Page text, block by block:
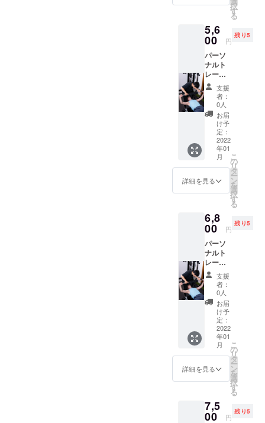
択
す
る
5,6
00 円
残り5
パーソ
ナルト
レーニ
ング60
分 60分
のパー
ソナル
トレー
ニング
をご提
供しま
す！ 試
しに受
けてみ
たいと
思う方
機会に
是非！
クラウ
ドファ
ンディ
ング&単
発特
価！
ウェ
ア・
シュー
ズ等の
レンタ
ルを全
て提供
致しま
す。 ご
年1月4
日〜
支援
者：
0人
お届
け予
定：
2022
年01
月
詳細を見る
こ
の
リ
タ
ー
ン
を
選
択
す
る
6,8
00 円
残り5
パーソ
ナルト
レーニ
ング60
分+ペア
スト
レッチ
30分 ト
レーニ
ング+ス
トレッ
チの
コース
にな
り、1番
人気の
です！
トレー
支援
者：
0人
お届
け予
定：
2022
年01
月
詳細を見る
こ
の
リ
タ
ー
ン
を
選
択
す
る
7,5
00 円
残り5